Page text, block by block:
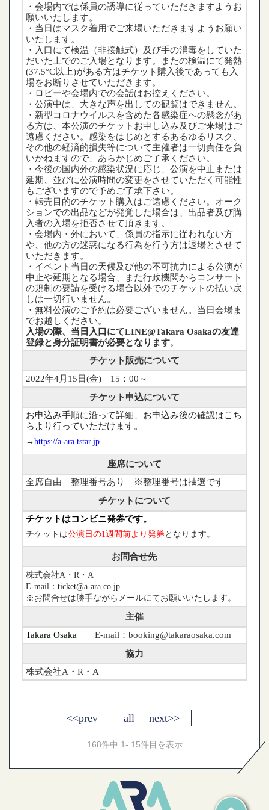
・会場内では係員の誘導に従っていただきますようお
願いいたします。
・当日はマスク着用でご来場いただきますようお願い
いたします。
・入口にて検温（非接触式）及び手の消毒をしていた
だいた上でのご入場となります。またの検温にて発熱
(37.5°C以上)がある方はチケット購入後であっても入
場をお断りさせていただきます。
・ロビーや会場内での会話はお控えください。
・公演中は、大きな声を出しての観覧はできません。
・新型コロナウイルスを含めた各感染症への懸念があ
る方は、本公演のチケットお申し込み及びご来場はご
遠慮ください。感染をはじめとするあるゆるリスク、
その他の経済的損失等について主催者は一切責任を負
いかねますので、あらかじめご了承ください。
・今後の国内外の感染状況に応じ、公演を中止または
延期、並びに公演時間の変更をさせていただく可能性
もございますので予めご了承下さい。
・転売目的のチケット購入はご遠慮ください。オーク
ションでの出品などが発覚した場合は、出品者及び購
入者の入場を拒否させて頂きます。
・会場内・外において、係員の指示に従われない方
や、他の方の迷惑になる行為を行う方は退場とさせて
いただきます。
・イベント当日の天候及び他の不可抗力による公演が
中止や延期となる場合、また行政機関からコンサート
の規制の要請を受ける場合以外でのチケットの払い戻
しは一切行いません。
・無料公演のご予約は必要ございません。当日会場ま
でお越しください。
​入場の際、当日入口にてLINE@Takara Osakaの友達
登録と身分証明書が必要となります。
チケット販売について
2022年4月15日(金) 15：00～
チケット申込について
お申込み手順に沿って詳細、お申込み後の確認はこち
らより行っていただけます。
→ https://a-ara.tstar.jp
座席について
全席自由 整理番号あり ※整理番号は抽選です
チケットについて
チケットはコンビニ発券です。
チケットは公演日の1週間前より発券 となります。
お問合せ先
株式会社A・R・A
E-mail： ticket@a-ara.co.jp
※お問合せは勝手ながらメールにてお願いいたします。
主催
Takara Osaka E-mail：booking@takaraosaka.com
協力
株式会社A・R・A
<<prev all next>>
168件中 1- 15件目を表示